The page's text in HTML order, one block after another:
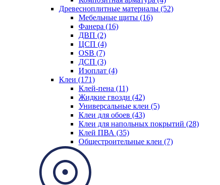
Древесноплитные материалы (52)
Мебельные щиты (16)
Фанера (16)
ДВП (2)
ЦСП (4)
OSB (7)
ДСП (3)
Изоплат (4)
Клеи (171)
Клей-пена (11)
Жидкие гвозди (42)
Универсальные клеи (5)
Клеи для обоев (43)
Клеи для напольных покрытий (28)
Клей ПВА (35)
Общестроительные клеи (7)